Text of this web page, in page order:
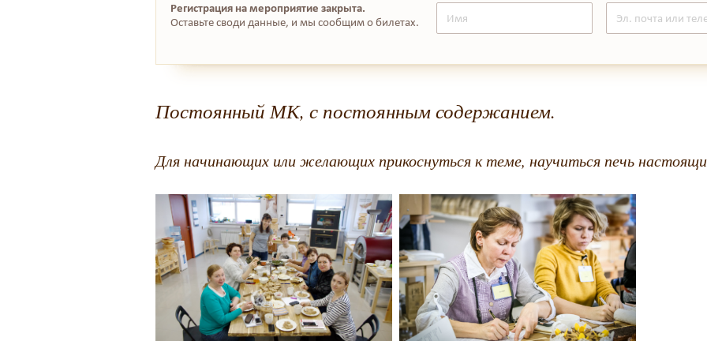
Регистрация на мероприятие закрыта.
Оставьте своди данные, и мы сообщим о билетах.
Постоянный МК, с постоянным содержанием.
Для начинающих или желающих прикоснуться к теме, научиться печь